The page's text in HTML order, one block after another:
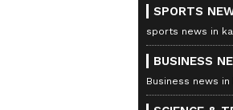
SPORTS
sports news in
BUSINESS
Business news in